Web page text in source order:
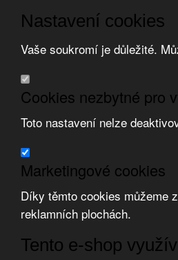
Nastavení cookies
Vaše soukromí je důležité.
Cookies nezbytné pro
Toto nastavení nelze
Marketingové cookies
Díky těmto cookies můžeme
reklamních plochách.
Tento e-shop
Přeskočit na hlavní obsah Přeskočit
Obchodní podmínky
Registrace
Zvolte měnu:
Přihlásit uživatele